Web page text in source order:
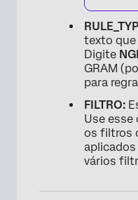
texto que
Digite
GRAM
para
FILTRO:
Use esse
os filtros
aplicados
vários